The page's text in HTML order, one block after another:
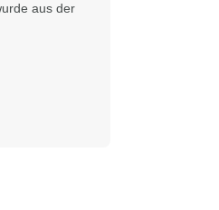
aus der